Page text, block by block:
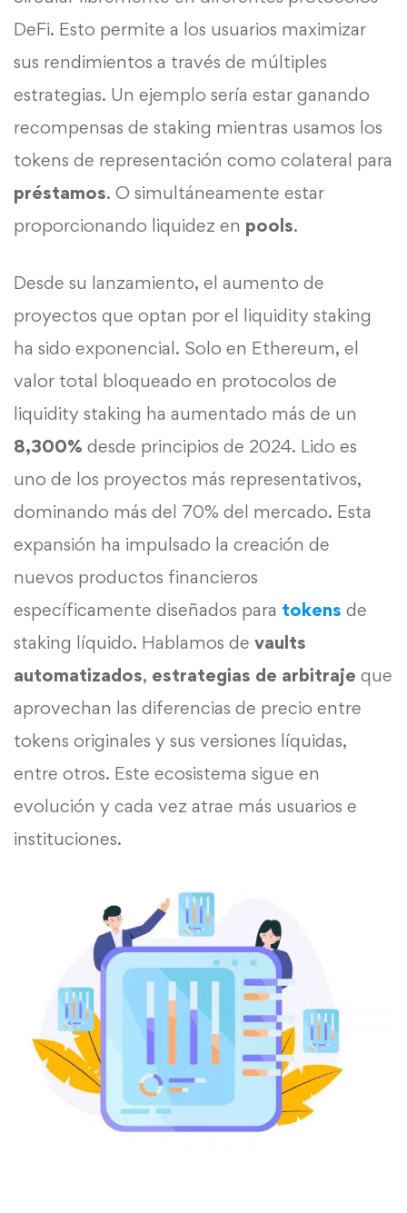
DeFi. Esto permite a los usuarios maximizar
sus rendimientos a través de múltiples
estrategias. Un ejemplo sería estar ganando
recompensas de staking mientras usamos los
tokens de representación como colateral para
préstamos. O simultáneamente estar
proporcionando liquidez en pools.
Desde su lanzamiento, el aumento de
proyectos que optan por el liquidity staking
ha sido exponencial. Solo en Ethereum, el
valor total bloqueado en protocolos de
liquidity staking ha aumentado más de un
8,300% desde principios de 2024. Lido es
uno de los proyectos más representativos,
dominando más del 70% del mercado. Esta
expansión ha impulsado la creación de
nuevos productos financieros
específicamente diseñados para tokens de
staking líquido. Hablamos de vaults
automatizados, estrategias de arbitraje que
aprovechan las diferencias de precio entre
tokens originales y sus versiones líquidas,
entre otros. Este ecosistema sigue en
evolución y cada vez atrae más usuarios e
instituciones.